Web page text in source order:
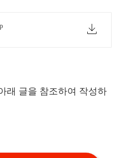
래 글을 참조하여 작성하